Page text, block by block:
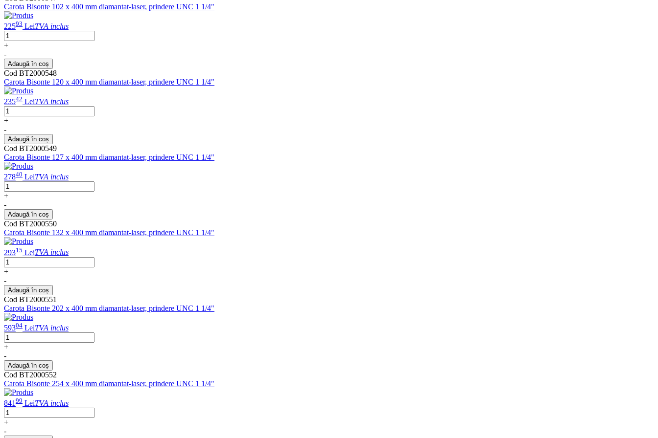
Carota Bisonte 102 x 400 mm diamantat-laser, prindere UNC 1 1/4"
22593 LeiTVA inclus
+
-
Adaugă în coș
Cod BT2000548
Carota Bisonte 120 x 400 mm diamantat-laser, prindere UNC 1 1/4"
23542 LeiTVA inclus
+
-
Adaugă în coș
Cod BT2000549
Carota Bisonte 127 x 400 mm diamantat-laser, prindere UNC 1 1/4"
27840 LeiTVA inclus
+
-
Adaugă în coș
Cod BT2000550
Carota Bisonte 132 x 400 mm diamantat-laser, prindere UNC 1 1/4"
29315 LeiTVA inclus
+
-
Adaugă în coș
Cod BT2000551
Carota Bisonte 202 x 400 mm diamantat-laser, prindere UNC 1 1/4"
59304 LeiTVA inclus
+
-
Adaugă în coș
Cod BT2000552
Carota Bisonte 254 x 400 mm diamantat-laser, prindere UNC 1 1/4"
84199 LeiTVA inclus
+
-